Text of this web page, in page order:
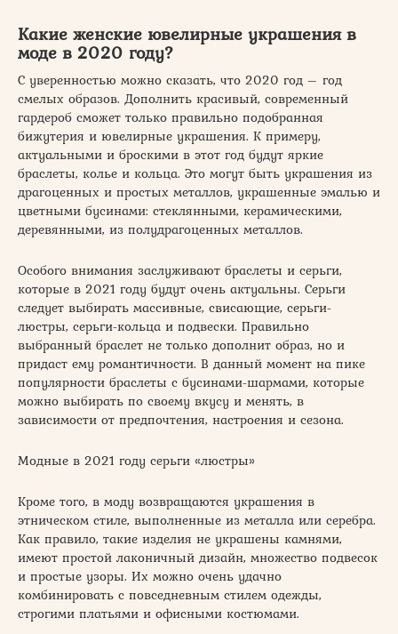
Какие женские ювелирные украшения в
моде в 2020 году?
С уверенностью можно сказать, что 2020 год – год
смелых образов. Дополнить красивый, современный
гардероб сможет только правильно подобранная
бижутерия и ювелирные украшения. К примеру,
актуальными и броскими в этот год будут яркие
браслеты, колье и кольца. Это могут быть украшения из
драгоценных и простых металлов, украшенные эмалью и
цветными бусинами: стеклянными, керамическими,
деревянными, из полудрагоценных металлов.
Особого внимания заслуживают браслеты и серьги,
которые в 2021 году будут очень актуальны. Серьги
следует выбирать массивные, свисающие, серьги-
люстры, серьги-кольца и подвески. Правильно
выбранный браслет не только дополнит образ, но и
придаст ему романтичности. В данный момент на пике
популярности браслеты с бусинами-шармами, которые
можно выбирать по своему вкусу и менять, в
зависимости от предпочтения, настроения и сезона.
Модные в 2021 году серьги «люстры»
Кроме того, в моду возвращаются украшения в
этническом стиле, выполненные из металла или серебра.
Как правило, такие изделия не украшены камнями,
имеют простой лаконичный дизайн, множество подвесок
и простые узоры. Их можно очень удачно
комбинировать с повседневным стилем одежды,
строгими платьями и офисными костюмами.